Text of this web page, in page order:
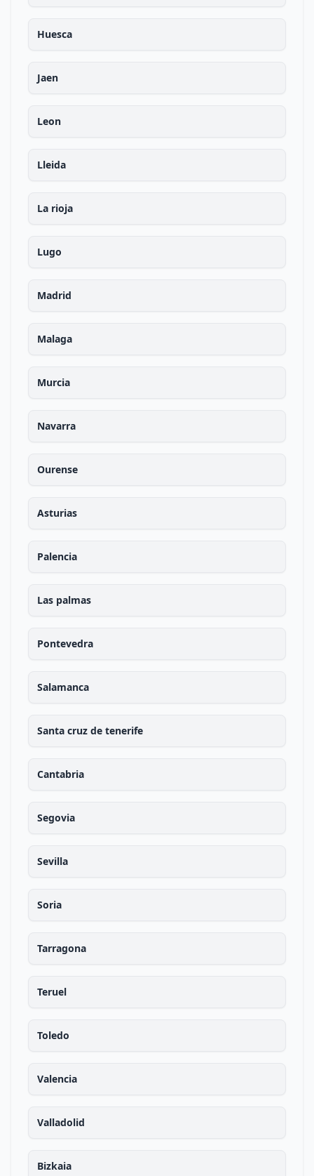
Huesca
Jaen
Leon
Lleida
La rioja
Lugo
Madrid
Malaga
Murcia
Navarra
Ourense
Asturias
Palencia
Las palmas
Pontevedra
Salamanca
Santa cruz de tenerife
Cantabria
Segovia
Sevilla
Soria
Tarragona
Teruel
Toledo
Valencia
Valladolid
Bizkaia